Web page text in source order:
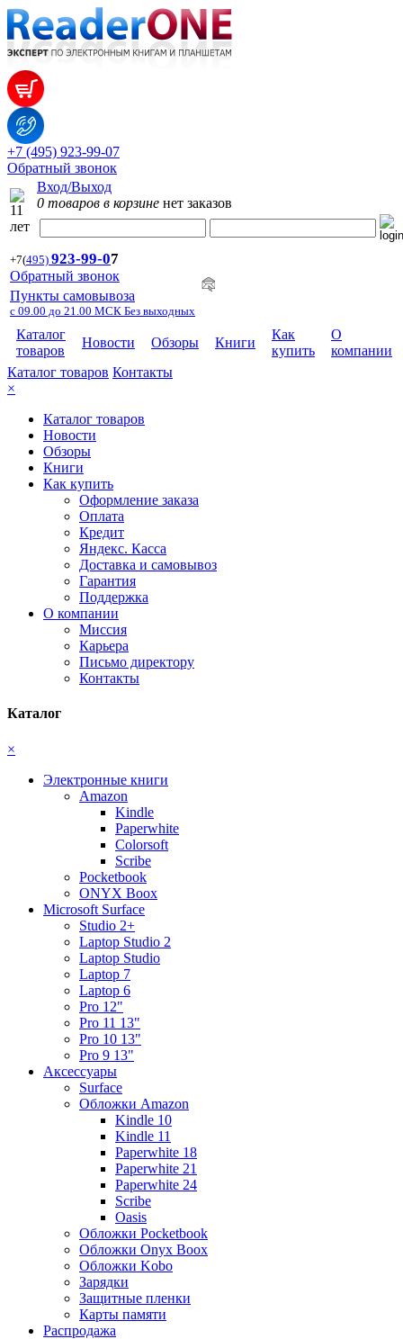
+7 (495) 923-99-07
Обратный звонок
Вход/Выход
0 товаров в корзине нет заказов
+7(495) 923-99-07
Обратный звонок
Пункты самовывоза
с 09.00 до 21.00 МСК Без выходных
Каталог
товаров
Новости Обзоры Книги
Как
купить
О
компании
Каталог товаров Контакты
×
Каталог товаров
Новости
Обзоры
Книги
Как купить
Оформление заказа
Оплата
Кредит
Яндекс. Касса
Доставка и самовывоз
Гарантия
Поддержка
О компании
Миссия
Карьера
Письмо директору
Контакты
Каталог
×
Электронные книги
Amazon
Kindle
Paperwhite
Colorsoft
Scribe
Pocketbook
ONYX Boox
Microsoft Surface
Studio 2+
Laptop Studio 2
Laptop Studio
Laptop 7
Laptop 6
Pro 12"
Pro 11 13"
Pro 10 13"
Pro 9 13"
Аксессуары
Surface
Обложки Amazon
Kindle 10
Kindle 11
Paperwhite 18
Paperwhite 21
Paperwhite 24
Scribe
Oasis
Обложки Pocketbook
Обложки Onyx Boox
Обложки Kobo
Зарядки
Защитные пленки
Карты памяти
Распродажа